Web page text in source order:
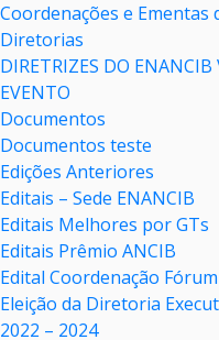
Coordenações e Ementas
Diretorias
DIRETRIZES DO ENANCIB
EVENTO
Documentos
Documentos teste
Edições Anteriores
Editais – Sede ENANCIB
Editais Melhores por GTs
Editais Prêmio ANCIB
Edital Coordenação
Eleição da Diretoria
2022 – 2024